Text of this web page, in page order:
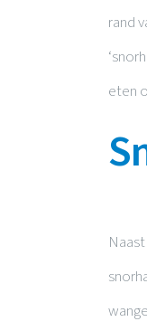
rand
eten